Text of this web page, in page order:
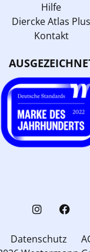
Hilfe
Diercke Atlas Plus
Kontakt
Datenschutz